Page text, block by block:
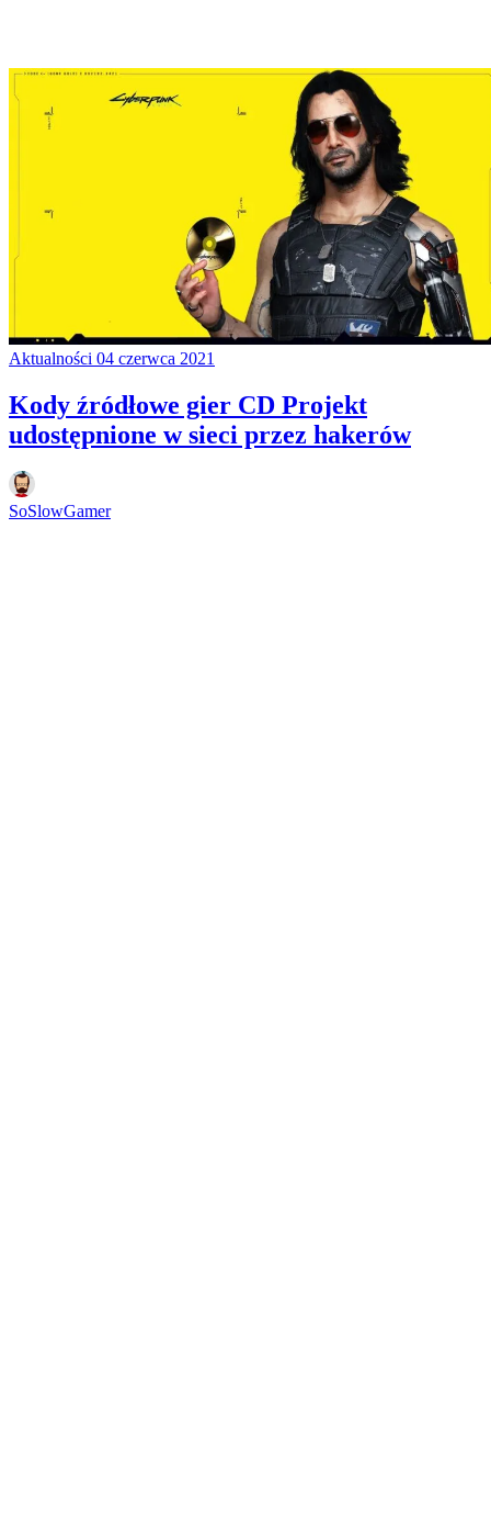
Aktualności 04 czerwca 2021
Kody źródłowe gier CD Projekt
udostępnione w sieci przez hakerów
SoSlowGamer